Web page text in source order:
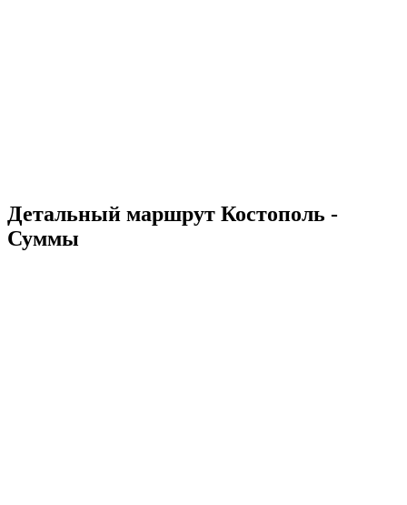
Детальный маршрут Костополь -
Суммы